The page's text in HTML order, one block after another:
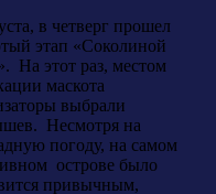
в четверг прошел
этап «Соколиной
На этот раз, местом
маскота
выбрали
Несмотря на
погоду, на самом
острове было
привычным,